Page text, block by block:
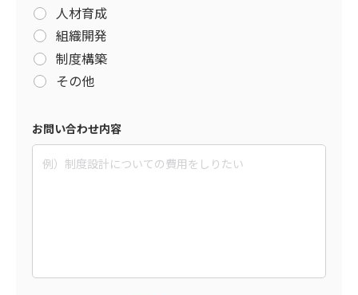
人材育成
組織開発
制度構築
その他
お問い合わせ内容